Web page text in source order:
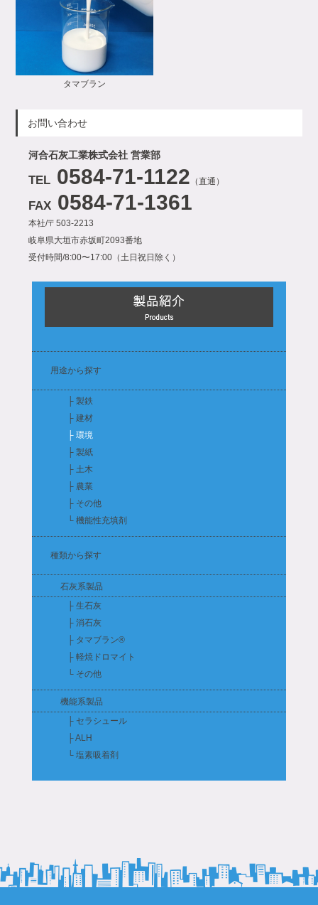
タマブラン
お問い合わせ
河合石灰工業株式会社 営業部
TEL 0584-71-1122 （直通）
FAX 0584-71-1361
本社/〒503-2213
岐阜県大垣市赤坂町2093番地
受付時間/8:00〜17:00（土日祝日除く）
用途から探す
├ 製鉄
├ 建材
├ 環境
├ 製紙
├ 土木
├ 農業
├ その他
└ 機能性充填剤
種類から探す
石灰系製品
├ 生石灰
├ 消石灰
├ タマブラン®
├ 軽焼ドロマイト
└ その他
機能系製品
├ セラシュール
├ ALH
└ 塩素吸着剤